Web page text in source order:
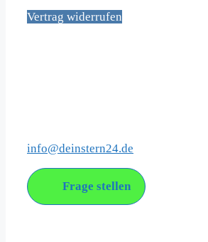
Vertrag widerrufen
info@deinstern24.de
Frage stellen